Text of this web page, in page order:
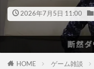
2026年7月5日 11:00
HOME ゲーム雑談